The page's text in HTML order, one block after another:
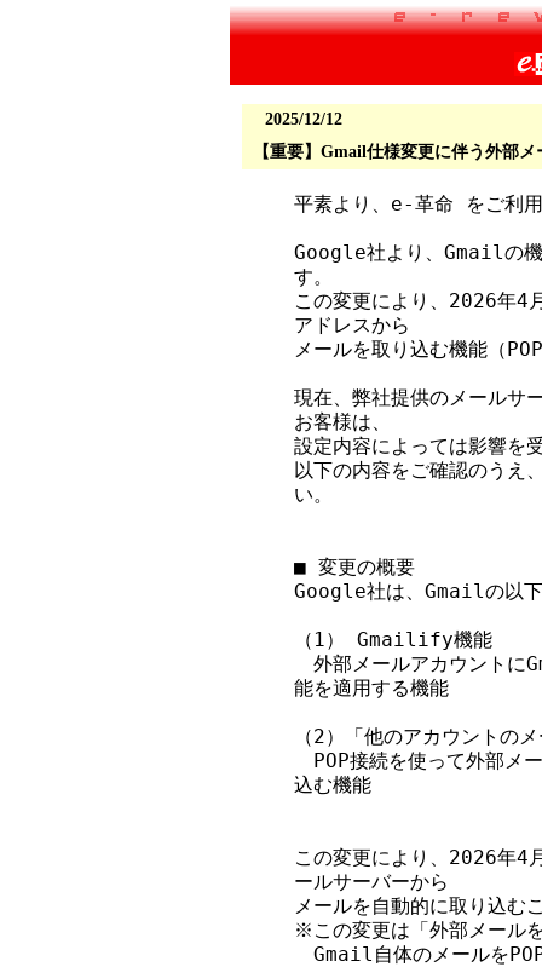
2025/12/12
【重要】Gmail仕様変更に伴う外部
平素より、e-革命 をご利
Google社より、Gmailの機
す。
この変更により、2026年4
アドレスから
メールを取り込む機能（
現在、弊社提供のメールサ
お客様は、
設定内容によっては影響を
以下の内容をご確認のうえ
い。
■ 変更の概要
Google社は、Gmailの以下
（1） Gmailify機能
外部メールアカウントに
能を適用する機能
（2）「他のアカウントの
POP接続を使って外部メ
込む機能
この変更により、2026年4
ールサーバーから
メールを自動的に取り込む
※この変更は「外部メール
Gmail自体のメールを